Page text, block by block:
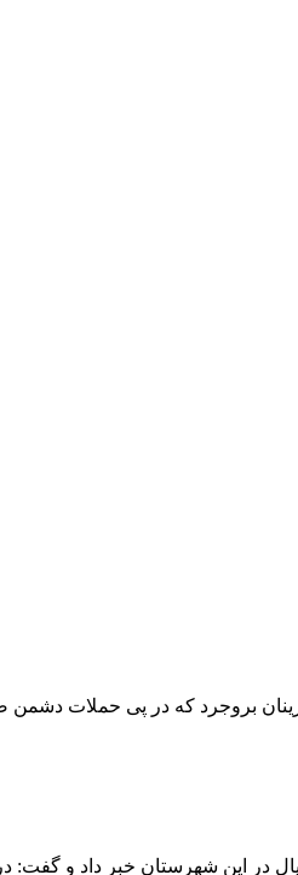
بروجرد که در پی حملات